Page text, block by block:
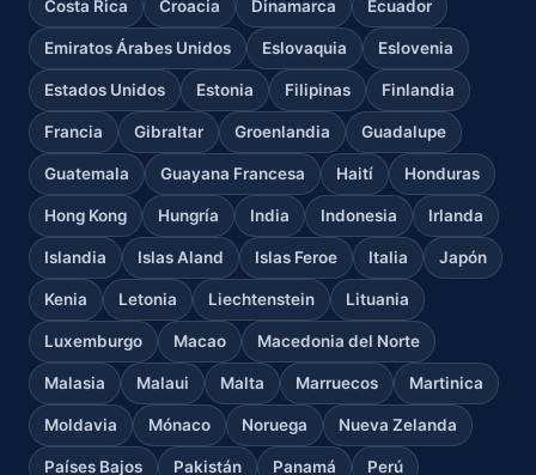
Costa Rica Croacia Dinamarca Ecuador
Emiratos Árabes Unidos Eslovaquia Eslovenia
Estados Unidos Estonia Filipinas Finlandia
Francia Gibraltar Groenlandia Guadalupe
Guatemala Guayana Francesa Haití Honduras
Hong Kong Hungría India Indonesia Irlanda
Islandia Islas Aland Islas Feroe Italia Japón
Kenia Letonia Liechtenstein Lituania
Luxemburgo Macao Macedonia del Norte
Malasia Malaui Malta Marruecos Martinica
Moldavia Mónaco Noruega Nueva Zelanda
Países Bajos Pakistán Panamá Perú